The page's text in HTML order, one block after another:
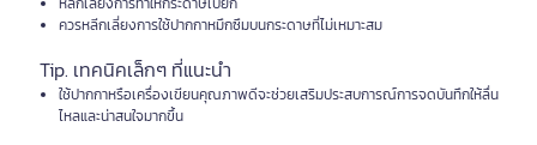
ควรหลีกเลี่ยงการใช้ปากกาหมึกซึมบนกระดาษที่ไม่เหมาะสม
Tip. เทคนิคเล็กๆ ที่แนะนำ
ใช้ปากกาหรือเครื่องเขียนคุณภาพดีจะช่วยเสริมประสบการณ์การจดบันทึกให้ลื่น
ไหลและน่าสนใจมากขึ้น